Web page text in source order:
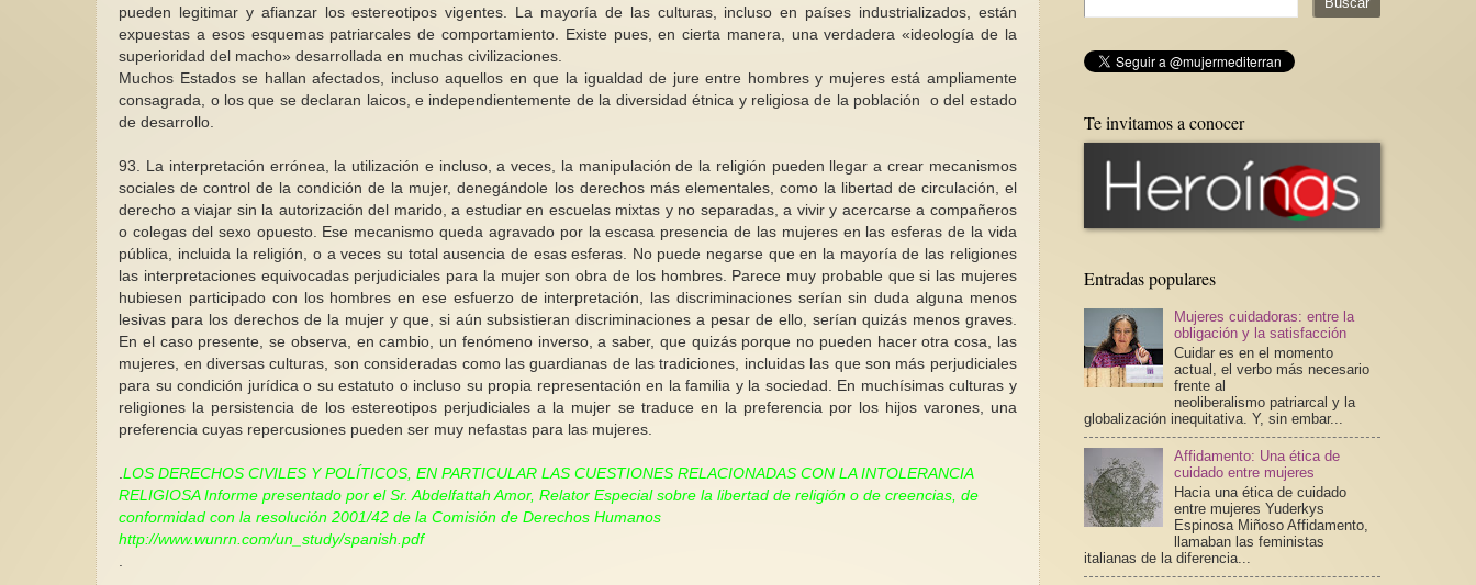
pueden legitimar y afianzar los estereotipos vigentes. La mayoría de las culturas, incluso en países industrializados, están
expuestas a esos esquemas patriarcales de comportamiento. Existe pues, en cierta manera, una verdadera «ideología de la
superioridad del macho» desarrollada en muchas civilizaciones.
Muchos Estados se hallan afectados, incluso aquellos en que la igualdad de jure entre hombres y mujeres está ampliamente
consagrada, o los que se declaran laicos, e independientemente de la diversidad étnica y religiosa de la población o del estado
de desarrollo.
93. La interpretación errónea, la utilización e incluso, a veces, la manipulación de la religión pueden llegar a crear mecanismos
sociales de control de la condición de la mujer, denegándole los derechos más elementales, como la libertad de circulación, el
derecho a viajar sin la autorización del marido, a estudiar en escuelas mixtas y no separadas, a vivir y acercarse a compañeros
o colegas del sexo opuesto. Ese mecanismo queda agravado por la escasa presencia de las mujeres en las esferas de la vida
pública, incluida la religión, o a veces su total ausencia de esas esferas. No puede negarse que en la mayoría de las religiones
las interpretaciones equivocadas perjudiciales para la mujer son obra de los hombres. Parece muy probable que si las mujeres
hubiesen participado con los hombres en ese esfuerzo de interpretación, las discriminaciones serían sin duda alguna menos
lesivas para los derechos de la mujer y que, si aún subsistieran discriminaciones a pesar de ello, serían quizás menos graves.
En el caso presente, se observa, en cambio, un fenómeno inverso, a saber, que quizás porque no pueden hacer otra cosa, las
mujeres, en diversas culturas, son consideradas como las guardianas de las tradiciones, incluidas las que son más perjudiciales
para su condición jurídica o su estatuto o incluso su propia representación en la familia y la sociedad. En muchísimas culturas y
religiones la persistencia de los estereotipos perjudiciales a la mujer se traduce en la preferencia por los hijos varones, una
preferencia cuyas repercusiones pueden ser muy nefastas para las mujeres.
.LOS DERECHOS CIVILES Y POLÍTICOS, EN PARTICULAR LAS CUESTIONES RELACIONADAS CON LA INTOLERANCIA
RELIGIOSA Informe presentado por el Sr. Abdelfattah Amor, Relator Especial sobre la libertad de religión o de creencias, de
conformidad con la resolución 2001/42 de la Comisión de Derechos Humanos
http://www.wunrn.com/un_study/spanish.pdf
Te invitamos a conocer
Entradas populares
Mujeres cuidadoras: entre la
obligación y la satisfacción
Cuidar es en el momento
actual, el verbo más necesario
frente al
neoliberalismo patriarcal y la
globalización inequitativa. Y, sin embar...
Affidamento: Una ética de
cuidado entre mujeres
Hacia una ética de cuidado
entre mujeres Yuderkys
Espinosa Miñoso Affidamento,
llamaban las feministas
italianas de la diferencia...